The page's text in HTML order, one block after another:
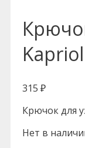
315 ₽
Крючок для
Нет в